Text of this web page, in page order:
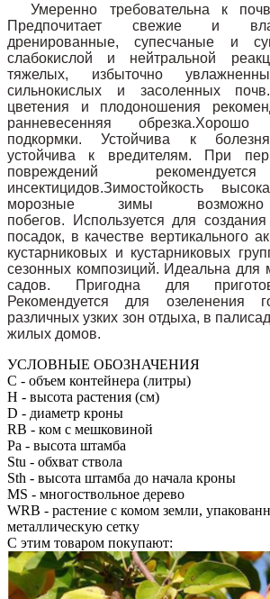
Умеренно требовательна к
Предпочитает свежие и
дренированные, супесчаные и
слабокислой и нейтральной
тяжелых, избыточно
сильнокислых и засоленных
цветения и плодоношения
ранневесенняя
подкормки. Устойчива к
устойчива к вредителям. При
повреждений
инсектицидов.Зимостойкость
морозные зимы возможно
побегов.
Используется для
посадок, в качестве вертикального
кустарниковых и кустарниковых
сезонных композиций. Идеальна
садов. Пригодна для
Рекомендуется для озеленения
различных узких зон отдыха, в
жилых домов.
УСЛОВНЫЕ ОБОЗНАЧЕНИЯ
С - объем контейнера (литры)
H - высота растения (см)
D - диаметр кроны
RB - ком с мешковиной
Pa - высота штамба
Stu - обхват ствола
Sth - высота штамба до начала кроны
MS - многоствольное дерево
WRB - растение с комом земли,
металлическую сетку
С этим товаром покупают: